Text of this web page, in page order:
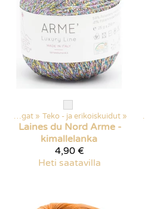
Langat ‪» Teko - ja erikoiskuidut ‪»
Laines du Nord Arme -
kimallelanka
4,90 €
Heti saatavilla
Kaikki tuotteet